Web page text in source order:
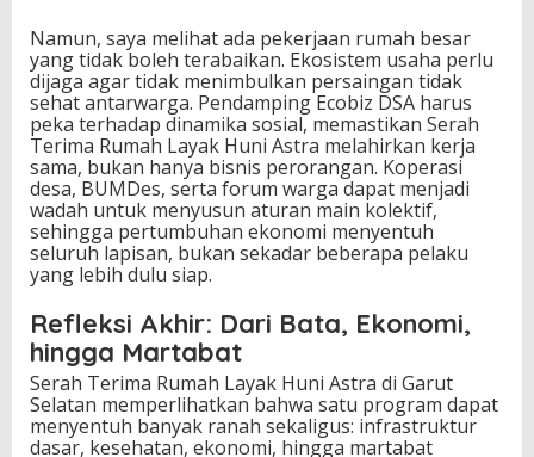
Namun, saya melihat ada pekerjaan rumah besar
yang tidak boleh terabaikan. Ekosistem usaha perlu
dijaga agar tidak menimbulkan persaingan tidak
sehat antarwarga. Pendamping Ecobiz DSA harus
peka terhadap dinamika sosial, memastikan Serah
Terima Rumah Layak Huni Astra melahirkan kerja
sama, bukan hanya bisnis perorangan. Koperasi
desa, BUMDes, serta forum warga dapat menjadi
wadah untuk menyusun aturan main kolektif,
sehingga pertumbuhan ekonomi menyentuh
seluruh lapisan, bukan sekadar beberapa pelaku
yang lebih dulu siap.
Refleksi Akhir: Dari Bata, Ekonomi,
hingga Martabat
Serah Terima Rumah Layak Huni Astra di Garut
Selatan memperlihatkan bahwa satu program dapat
menyentuh banyak ranah sekaligus: infrastruktur
dasar, kesehatan, ekonomi, hingga martabat